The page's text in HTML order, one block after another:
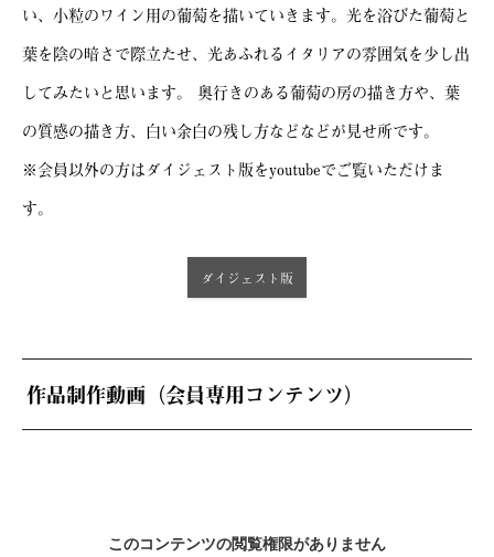
い、小粒のワイン用の葡萄を描いていきます。光を浴びた葡萄と
葉を陰の暗さで際立たせ、光あふれるイタリアの雰囲気を少し出
してみたいと思います。 奥行きのある葡萄の房の描き方や、葉
の質感の描き方、白い余白の残し方などなどが見せ所です。
※会員以外の方はダイジェスト版をyoutubeでご覧いただけま
す。
ダイジェスト版
作品制作動画（会員専用コンテンツ）